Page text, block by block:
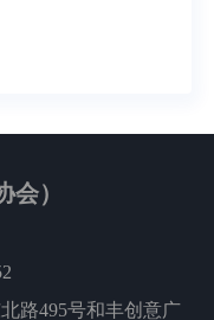
）
路495号和丰创意广